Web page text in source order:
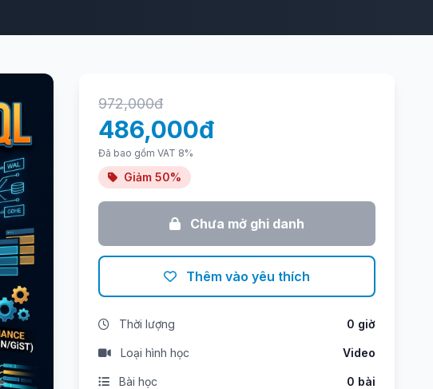
972,000đ
486,000đ
Đã bao gồm VAT 8%
Giảm 50%
Chưa mở ghi danh
Thêm vào yêu thích
Thời lượng 0 giờ
Loại hình học Video
Bài học 0 bài